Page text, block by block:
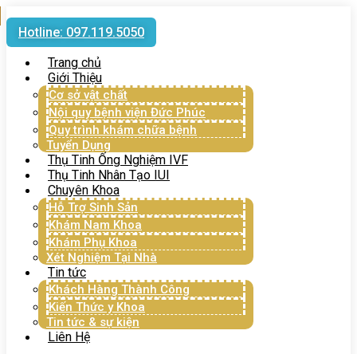
Hotline: 097.119.5050
Trang chủ
Giới Thiệu
Cơ sở vật chất
Nội quy bệnh viện Đức Phúc
Quy trình khám chữa bệnh
Tuyển Dụng
Thụ Tinh Ống Nghiệm IVF
Thụ Tinh Nhân Tạo IUI
Chuyên Khoa
Hỗ Trợ Sinh Sản
Khám Nam Khoa
Khám Phụ Khoa
Xét Nghiệm Tại Nhà
Tin tức
Khách Hàng Thành Công
Kiến Thức y Khoa
Tin tức & sự kiện
Liên Hệ